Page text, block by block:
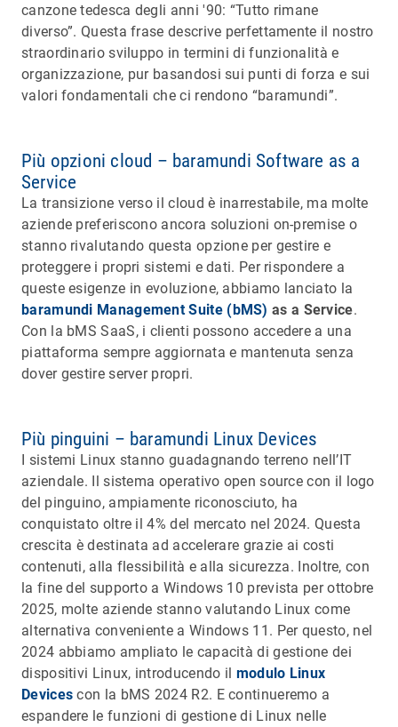
canzone tedesca degli anni '90: “Tutto rimane
diverso”. Questa frase descrive perfettamente il nostro
straordinario sviluppo in termini di funzionalità e
organizzazione, pur basandosi sui punti di forza e sui
valori fondamentali che ci rendono “baramundi”.
Più opzioni cloud – baramundi Software as a
Service
La transizione verso il cloud è inarrestabile, ma molte
aziende preferiscono ancora soluzioni on-premise o
stanno rivalutando questa opzione per gestire e
proteggere i propri sistemi e dati. Per rispondere a
queste esigenze in evoluzione, abbiamo lanciato la
baramundi Management Suite (bMS) as a Service.
Con la bMS SaaS, i clienti possono accedere a una
piattaforma sempre aggiornata e mantenuta senza
dover gestire server propri.
Più pinguini – baramundi Linux Devices
I sistemi Linux stanno guadagnando terreno nell’IT
aziendale. Il sistema operativo open source con il logo
del pinguino, ampiamente riconosciuto, ha
conquistato oltre il 4% del mercato nel 2024. Questa
crescita è destinata ad accelerare grazie ai costi
contenuti, alla flessibilità e alla sicurezza. Inoltre, con
la fine del supporto a Windows 10 prevista per ottobre
2025, molte aziende stanno valutando Linux come
alternativa conveniente a Windows 11. Per questo, nel
2024 abbiamo ampliato le capacità di gestione dei
dispositivi Linux, introducendo il modulo Linux
Devices con la bMS 2024 R2. E continueremo a
espandere le funzioni di gestione di Linux nelle